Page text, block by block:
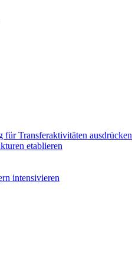
für Transferaktivitäten ausdrücken
etablieren
intensivieren